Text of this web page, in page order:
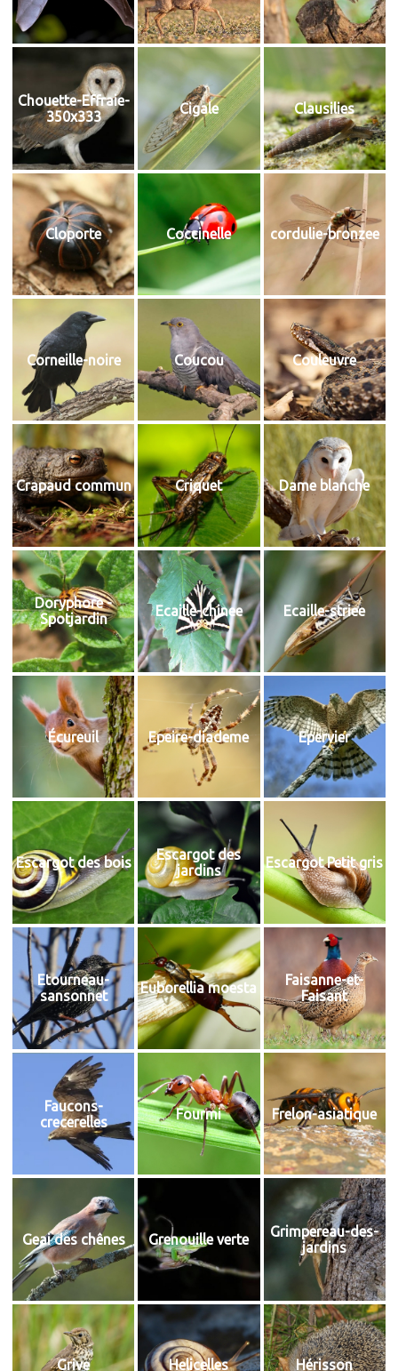
Chouette-Effraie-
350x333
Cigale Clausilies
Cloporte Coccinelle cordulie-bronzee
Corneille-noire Coucou Couleuvre
Crapaud commun Criquet Dame blanche
Doryphore -
Spotjardin
Ecaille-chinee Ecaille-striee
Écureuil Epeire-diademe Epervier
Escargot des bois
Escargot des
jardins
Escargot Petit gris
Etourneau-
sansonnet
Euborellia moesta
Faisanne-et-
Faisant
Faucons-
crecerelles
Fourmi Frelon-asiatique
Geai des chênes Grenouille verte
Grimpereau-des-
jardins
Grive Helicelles Hérisson